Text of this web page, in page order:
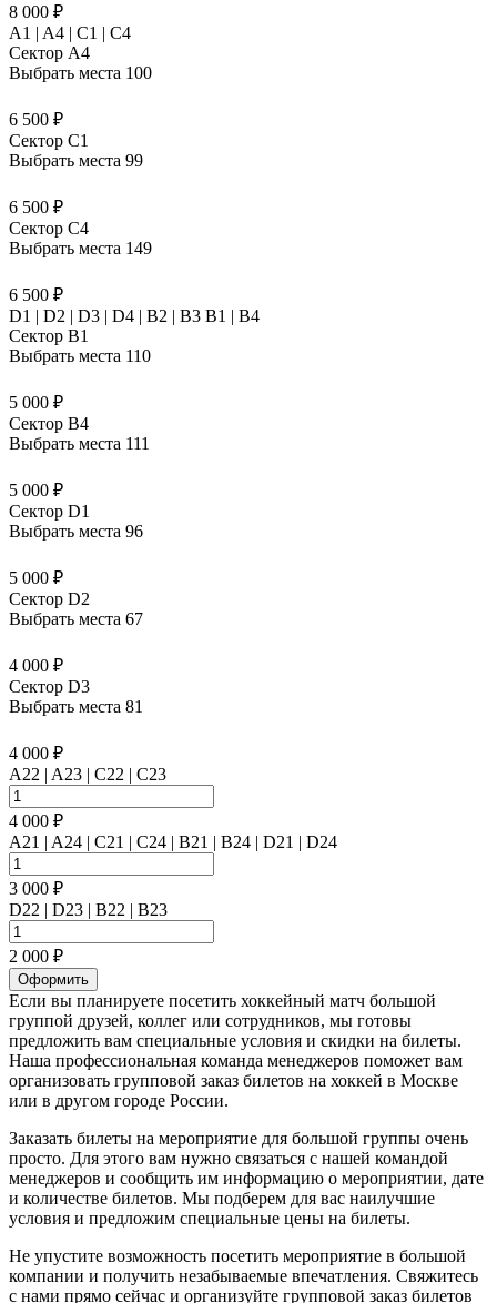
8 000 ₽
A1 | A4 | C1 | C4
Сектор A4
Выбрать места 100
6 500 ₽
Сектор C1
Выбрать места 99
6 500 ₽
Сектор C4
Выбрать места 149
6 500 ₽
D1 | D2 | D3 | D4 | B2 | B3 B1 | В4
Сектор B1
Выбрать места 110
5 000 ₽
Сектор B4
Выбрать места 111
5 000 ₽
Сектор D1
Выбрать места 96
5 000 ₽
Сектор D2
Выбрать места 67
4 000 ₽
Сектор D3
Выбрать места 81
4 000 ₽
A22 | A23 | C22 | C23
4 000 ₽
A21 | A24 | C21 | C24 | B21 | B24 | D21 | D24
3 000 ₽
D22 | D23 | B22 | B23
2 000 ₽
Оформить
Если вы планируете посетить хоккейный матч большой
группой друзей, коллег или сотрудников, мы готовы
предложить вам специальные условия и скидки на билеты.
Наша профессиональная команда менеджеров поможет вам
организовать групповой заказ билетов на хоккей в Москве
или в другом городе России.
Заказать билеты на мероприятие для большой группы очень
просто. Для этого вам нужно связаться с нашей командой
менеджеров и сообщить им информацию о мероприятии, дате
и количестве билетов. Мы подберем для вас наилучшие
условия и предложим специальные цены на билеты.
Не упустите возможность посетить мероприятие в большой
компании и получить незабываемые впечатления. Свяжитесь
с нами прямо сейчас и организуйте групповой заказ билетов